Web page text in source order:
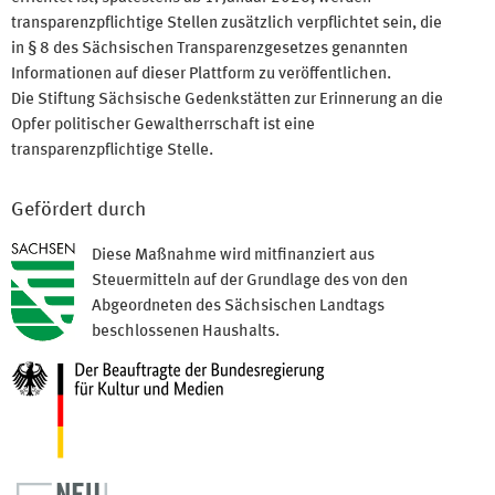
transparenzpflichtige Stellen zusätzlich verpflichtet sein, die
in § 8 des Sächsischen Transparenzgesetzes genannten
Informationen auf dieser Plattform zu veröffentlichen.
Die Stiftung Sächsische Gedenkstätten zur Erinnerung an die
Opfer politischer Gewaltherrschaft ist eine
transparenzpflichtige Stelle.
Gefördert durch
Diese Maßnahme wird mitfinanziert aus
Steuermitteln auf der Grundlage des von den
Abgeordneten des Sächsischen Landtags
beschlossenen Haushalts.